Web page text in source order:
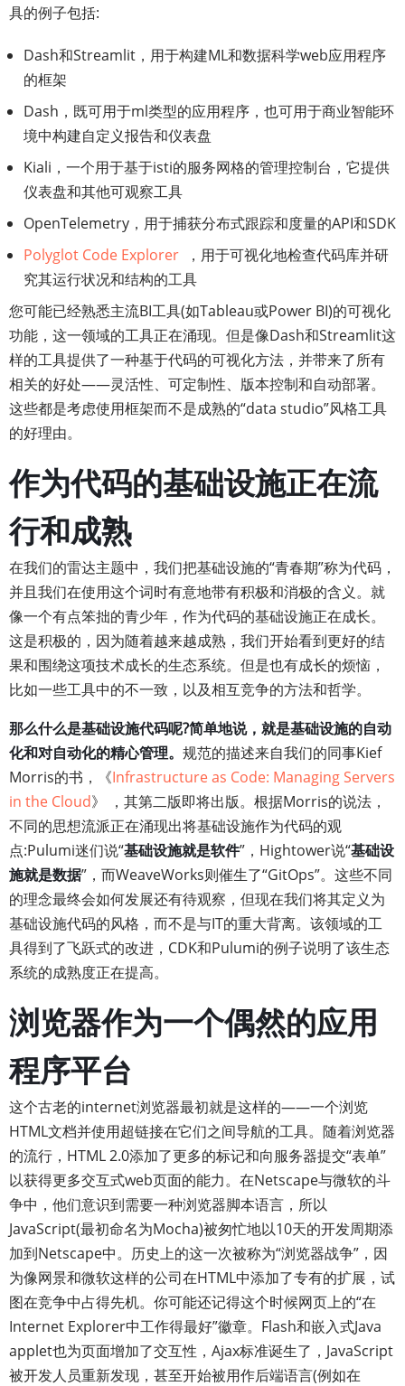
具的例子包括:
Dash和Streamlit，用于构建ML和数据科学web应用程序
的框架
Dash，既可用于ml类型的应用程序，也可用于商业智能环
境中构建自定义报告和仪表盘
Kiali，一个用于基于isti的服务网格的管理控制台，它提供
仪表盘和其他可观察工具
OpenTelemetry，用于捕获分布式跟踪和度量的API和SDK
Polyglot Code Explorer ，用于可视化地检查代码库并研
究其运行状况和结构的工具
您可能已经熟悉主流BI工具(如Tableau或Power BI)的可视化
功能，这一领域的工具正在涌现。但是像Dash和Streamlit这
样的工具提供了一种基于代码的可视化方法，并带来了所有
相关的好处——灵活性、可定制性、版本控制和自动部署。
这些都是考虑使用框架而不是成熟的“data studio”风格工具
的好理由。
作为代码的基础设施正在流
行和成熟
在我们的雷达主题中，我们把基础设施的“青春期”称为代码，
并且我们在使用这个词时有意地带有积极和消极的含义。就
像一个有点笨拙的青少年，作为代码的基础设施正在成长。
这是积极的，因为随着越来越成熟，我们开始看到更好的结
果和围绕这项技术成长的生态系统。但是也有成长的烦恼，
比如一些工具中的不一致，以及相互竞争的方法和哲学。
那么什么是基础设施代码呢?简单地说，就是基础设施的自动
化和对自动化的精心管理。 规范的描述来自我们的同事Kief
Morris的书，《Infrastructure as Code: Managing Servers
in the Cloud》 ，其第二版即将出版。根据Morris的说法，
不同的思想流派正在涌现出将基础设施作为代码的观
点:Pulumi迷们说“基础设施就是软件”，Hightower说“基础设
施就是数据”，而WeaveWorks则催生了“GitOps”。这些不同
的理念最终会如何发展还有待观察，但现在我们将其定义为
基础设施代码的风格，而不是与IT的重大背离。该领域的工
具得到了飞跃式的改进，CDK和Pulumi的例子说明了该生态
系统的成熟度正在提高。
浏览器作为一个偶然的应用
程序平台
这个古老的internet浏览器最初就是这样的——一个浏览
HTML文档并使用超链接在它们之间导航的工具。随着浏览器
的流行，HTML 2.0添加了更多的标记和向服务器提交“表单”
以获得更多交互式web页面的能力。在Netscape与微软的斗
争中，他们意识到需要一种浏览器脚本语言，所以
JavaScript(最初命名为Mocha)被匆忙地以10天的开发周期添
加到Netscape中。历史上的这一次被称为“浏览器战争”，因
为像网景和微软这样的公司在HTML中添加了专有的扩展，试
图在竞争中占得先机。你可能还记得这个时候网页上的“在
Internet Explorer中工作得最好”徽章。Flash和嵌入式Java
applet也为页面增加了交互性，Ajax标准诞生了，JavaScript
被开发人员重新发现，甚至开始被用作后端语言(例如在